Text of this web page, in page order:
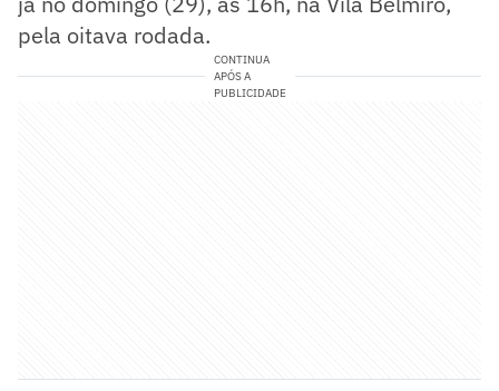
pela oitava rodada.
CONTINUA
APÓS A
PUBLICIDADE